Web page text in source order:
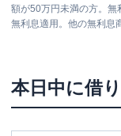
額が50万円未満の方。無
無利息適用。他の無利息
本日中に借